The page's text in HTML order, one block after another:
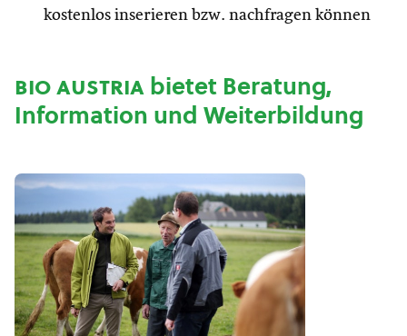
kostenlos inserieren bzw. nachfragen können
bio austriabietet Beratung,
Information und Weiterbildung